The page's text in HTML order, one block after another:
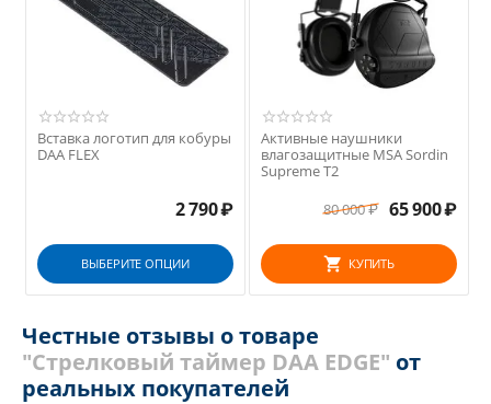
Вставка логотип для кобуры
DAA FLEX
2 790₽
ВЫБЕРИТЕ ОПЦИИ
Активные наушники
влагозащитные MSA Sordin
Supreme T2
80 000₽ 65 900₽
КУПИТЬ
Честные отзывы о товаре
"Стрелковый таймер DAA EDGE" от
реальных покупателей